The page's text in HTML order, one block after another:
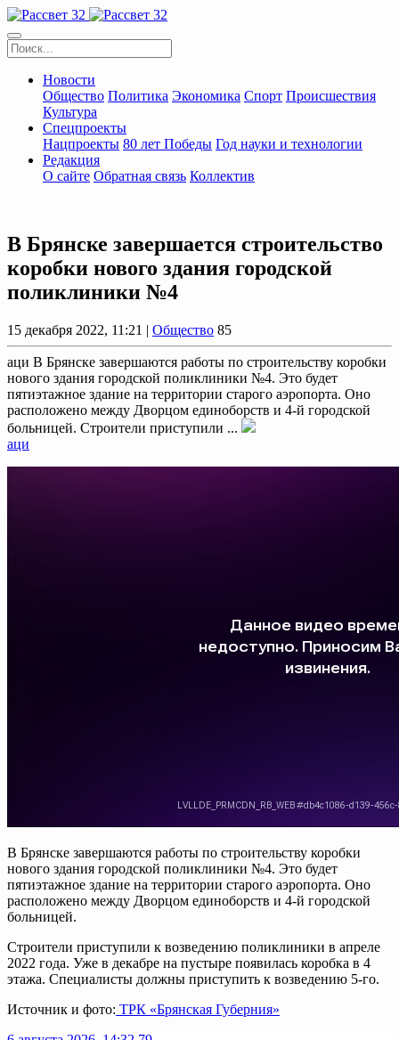
Новости
Общество Политика Экономика Спорт Происшествия
Культура
Спецпроекты
Нацпроекты 80 лет Победы Год науки и технологии
Редакция
О сайте Обратная связь Коллектив
В Брянске завершается строительство
коробки нового здания городской
поликлиники №4
15 декабря 2022, 11:21 | Общество 85
аци В Брянске завершаются работы по строительству коробки
нового здания городской поликлиники №4. Это будет
пятиэтажное здание на территории старого аэропорта. Оно
расположено между Дворцом единоборств и 4-й городской
больницей. Строители приступили ...
аци
В Брянске завершаются работы по строительству коробки
нового здания городской поликлиники №4. Это будет
пятиэтажное здание на территории старого аэропорта. Оно
расположено между Дворцом единоборств и 4-й городской
больницей.
Строители приступили к возведению поликлиники в апреле
2022 года. Уже в декабре на пустыре появилась коробка в 4
этажа. Специалисты должны приступить к возведению 5-го.
Источник и фото: ТРК «Брянская Губерния»